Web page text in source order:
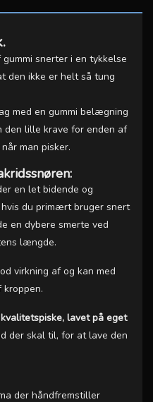
snerter i en tykkelse
den ikke er helt så tung
med en gummi belægning
den lille krave for enden af
man pisker.
en let bidende og
du primært bruger snert
en dybere smerte ved
længde.
virkning af og kan med
lavet på eget
der skal til, for at lave den
der håndfremstiller